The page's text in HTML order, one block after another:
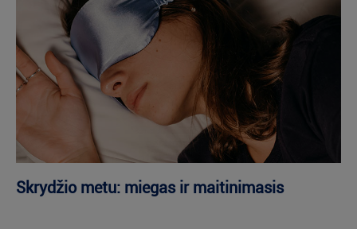
Skrydžio metu: miegas ir maitinimasis